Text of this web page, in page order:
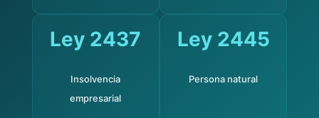
Ley 2437
Insolvencia
empresarial
Ley 2445
Persona natural